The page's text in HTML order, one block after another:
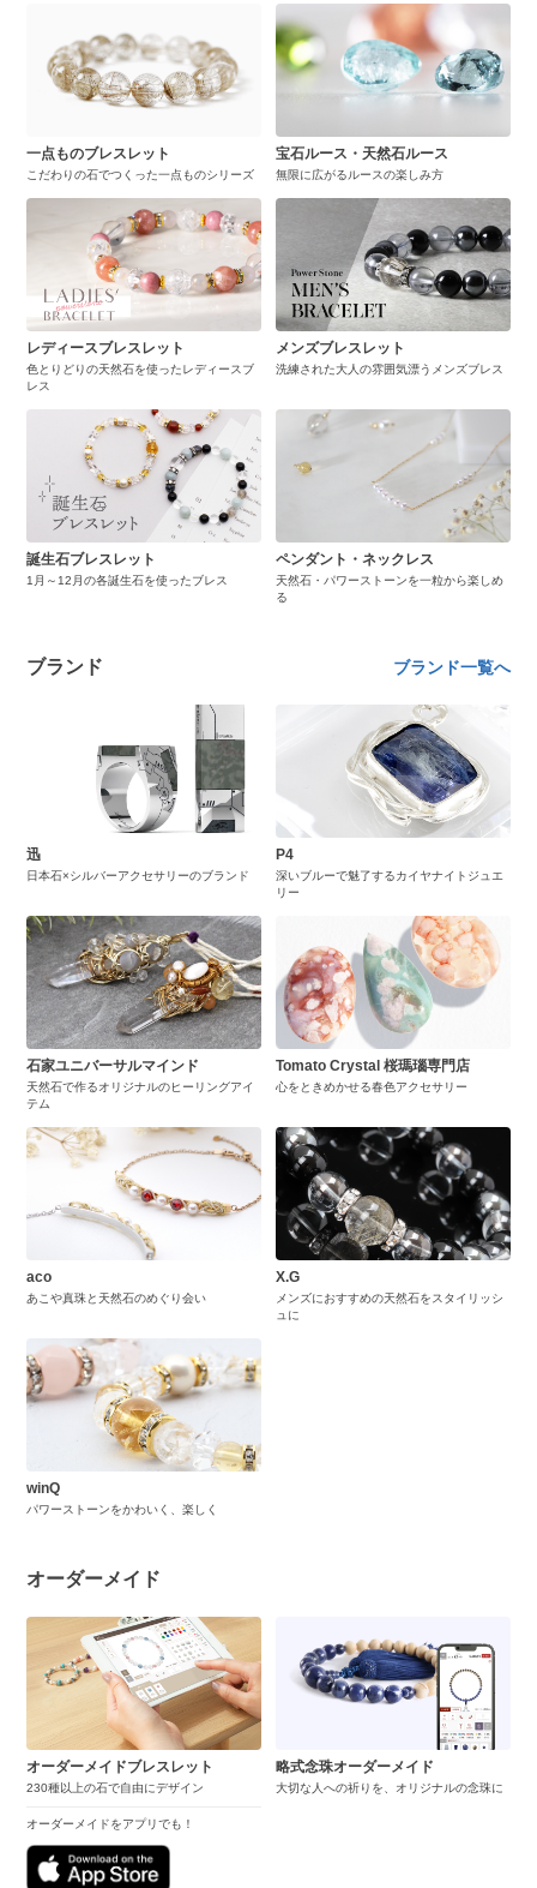
一点ものブレスレット
こだわりの石でつくった一点ものシリーズ
宝石ルース・天然石ルース
無限に広がるルースの楽しみ方
レディースブレスレット
色とりどりの天然石を使ったレディースブ
レス
メンズブレスレット
洗練された大人の雰囲気漂うメンズブレス
誕生石ブレスレット
1月～12月の各誕生石を使ったブレス
ペンダント・ネックレス
天然石・パワーストーンを一粒から楽しめ
る
ブランド ブランド一覧へ
迅
日本石×シルバーアクセサリーのブランド
P4
深いブルーで魅了するカイヤナイトジュエ
リー
石家ユニバーサルマインド
天然石で作るオリジナルのヒーリングアイ
テム
Tomato Crystal 桜瑪瑙専門店
心をときめかせる春色アクセサリー
aco
あこや真珠と天然石のめぐり会い
X.G
メンズにおすすめの天然石をスタイリッシ
ュに
winQ
パワーストーンをかわいく、楽しく
オーダーメイド
オーダーメイドブレスレット
230種以上の石で自由にデザイン
オーダーメイドをアプリでも！
略式念珠オーダーメイド
大切な人への祈りを、オリジナルの念珠に